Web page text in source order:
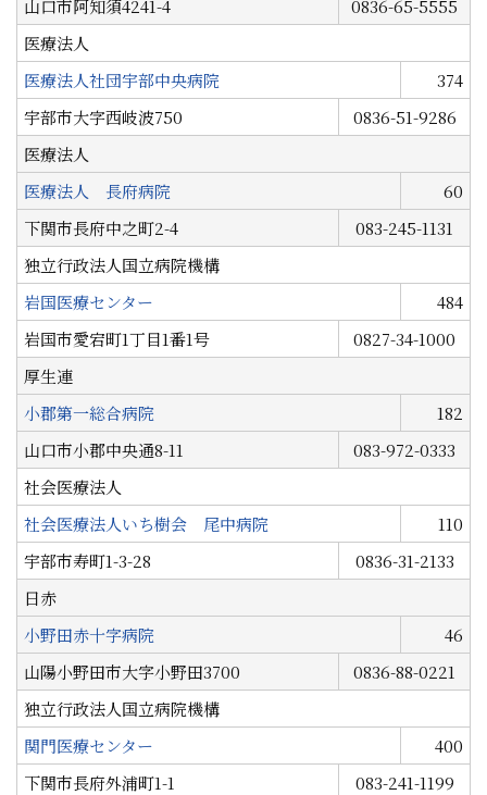
山口市阿知須4241-4
0836-65-5555
医療法人
医療法人社団宇部中央病院
374
宇部市大字西岐波750
0836-51-9286
医療法人
医療法人 長府病院
60
下関市長府中之町2-4
083-245-1131
独立行政法人国立病院機構
岩国医療センター
484
岩国市愛宕町1丁目1番1号
0827-34-1000
厚生連
小郡第一総合病院
182
山口市小郡中央通8-11
083-972-0333
社会医療法人
社会医療法人いち樹会 尾中病院
110
宇部市寿町1-3-28
0836-31-2133
日赤
小野田赤十字病院
46
山陽小野田市大字小野田3700
0836-88-0221
独立行政法人国立病院機構
関門医療センター
400
下関市長府外浦町1-1
083-241-1199